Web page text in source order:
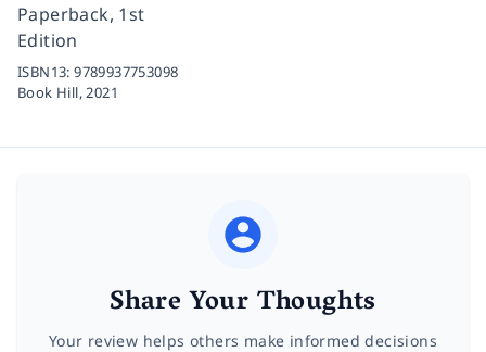
Paperback, 1st
Edition
ISBN13:9789937753098
Book Hill,2021
Share Your Thoughts
Your review helps others make informed decisions